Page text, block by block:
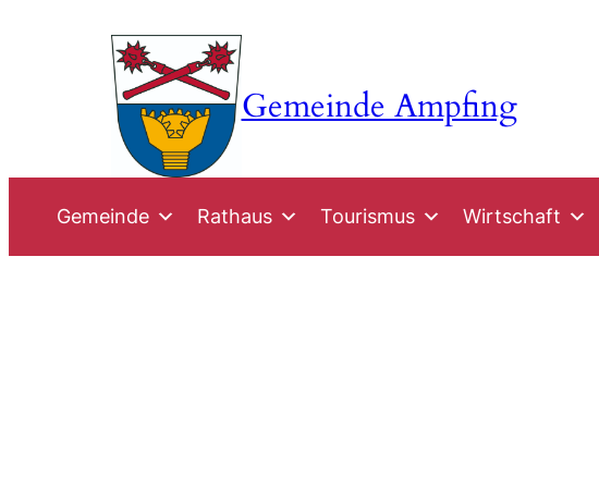
Gemeinde Ampfing
Gemeinde Rathaus Tourismus Wirtschaft